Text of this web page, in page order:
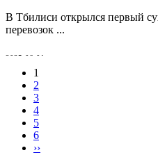
В Тбилиси открылся первый
перевозок ...
2025-06-01
1
2
3
4
5
6
››